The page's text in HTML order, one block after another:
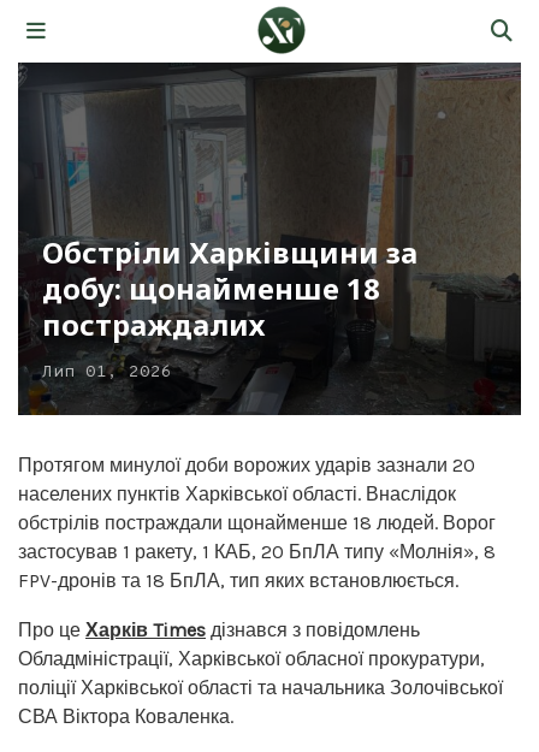
Обстріли Харківщини за
добу: щонайменше 18
постраждалих
Лип 01, 2026
Протягом минулої доби ворожих ударів зазнали 20
населених пунктів Харківської області. Внаслідок
обстрілів постраждали щонайменше 18 людей. Ворог
застосував 1 ракету, 1 КАБ, 20 БпЛА типу «Молнія», 8
FPV-дронів та 18 БпЛА, тип яких встановлюється.
Про це Харків Times дізнався з повідомлень
Обладміністрації, Харківської обласної прокуратури,
поліції Харківської області та начальника Золочівської
СВА Віктора Коваленка.